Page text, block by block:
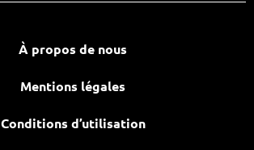
À propos de nous
Mentions légales
Conditions d’utilisation